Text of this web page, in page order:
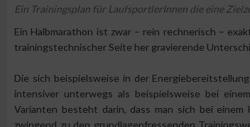
Ein Trainingsplan für LaufsportlerInnen die eine
Ein Halbmarathon ist zwar – rein rechnerisch –
trainingstechnischer Seite her gravierende
Die sich beispielsweise in der
intensiver unterwegs als beispielsweise bei
Varianten besteht darin, dass man sich bei einem
zwingend zu den grundlagenfressenden